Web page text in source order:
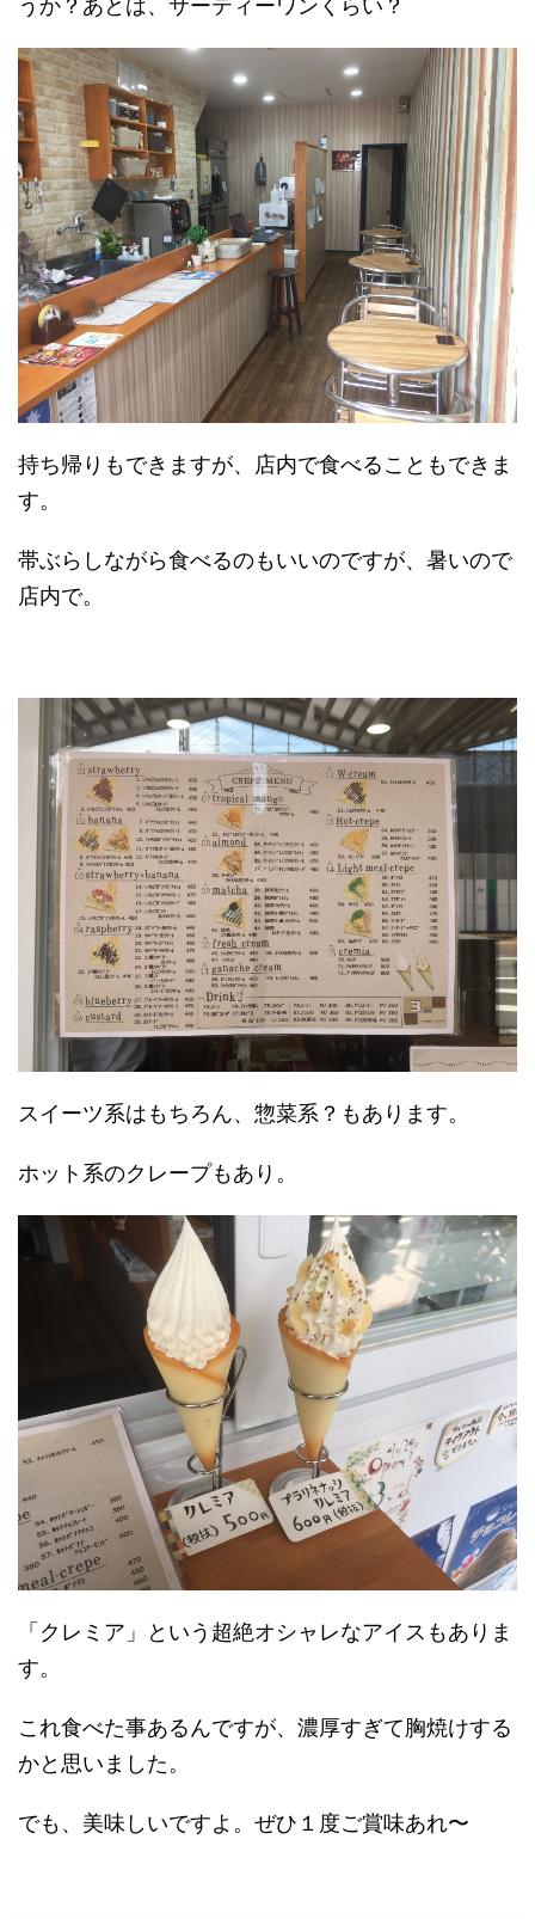
うか？あとは、サーティーワンくらい？
持ち帰りもできますが、店内で食べることもできま
す。
帯ぶらしながら食べるのもいいのですが、暑いので
店内で。
スイーツ系はもちろん、惣菜系？もあります。
ホット系のクレープもあり。
「クレミア」という超絶オシャレなアイスもありま
す。
これ食べた事あるんですが、濃厚すぎて胸焼けする
かと思いました。
でも、美味しいですよ。ぜひ１度ご賞味あれ〜